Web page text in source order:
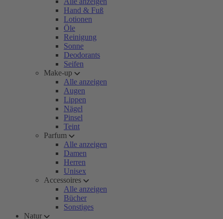
Hand & Fuß
Lotionen
Öle
Reinigung
Sonne
Deodorants
Seifen
Make-up
Alle anzeigen
Augen
Lippen
Nägel
Pinsel
Teint
Parfum
Alle anzeigen
Damen
Herren
Unisex
Accessoires
Alle anzeigen
Bücher
Sonstiges
Natur